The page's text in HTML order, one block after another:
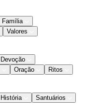
Família
Valores
Devoção
Oração
Ritos
História
Santuários